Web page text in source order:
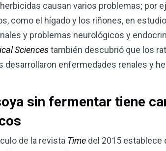
causan varios problemas; por
como el hígado y los riñones, en
y problemas neurológicos y
Sciencestambién descubrió que los
desarrollaron enfermedades renales y
sin fermentar tiene
de la revista Time del 2015 establece